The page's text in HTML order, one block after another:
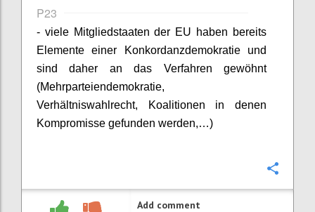
P23
- viele Mitgliedstaaten der EU haben bereits
Elemente einer Konkordanzdemokratie und
sind daher an das Verfahren gewöhnt
(Mehrparteiendemokratie,
Verhältniswahlrecht, Koalitionen in denen
Kompromisse gefunden werden,…)
Add comment